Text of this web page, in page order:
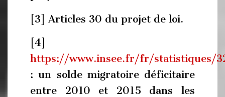
[3] Articles 30 du projet de loi.
[4]
https://www.insee.fr/fr/statistiques/
: un solde migratoire déficitaire
entre 2010 et 2015 dans les